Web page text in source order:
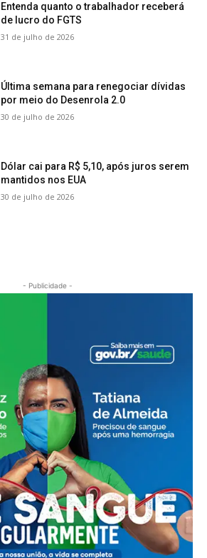
Entenda quanto o trabalhador receberá
de lucro do FGTS
31 de julho de 2026
Última semana para renegociar dívidas
por meio do Desenrola 2.0
30 de julho de 2026
Dólar cai para R$ 5,10, após juros serem
mantidos nos EUA
30 de julho de 2026
- Publicidade -